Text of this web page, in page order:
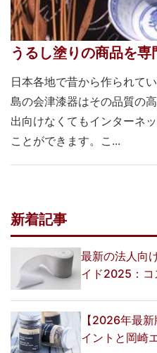
うるし塗りの商品を専
日本各地で昔から作られて
島の会津漆器はその品質の
出向けなくてもインターネ
ことができます。こ...
新着記事
最新の法人向
イド2025：コ
【2026年最
イントと岡崎